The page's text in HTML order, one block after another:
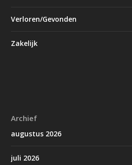
Verloren/Gevonden
Zakelijk
Archief
augustus 2026
juli 2026